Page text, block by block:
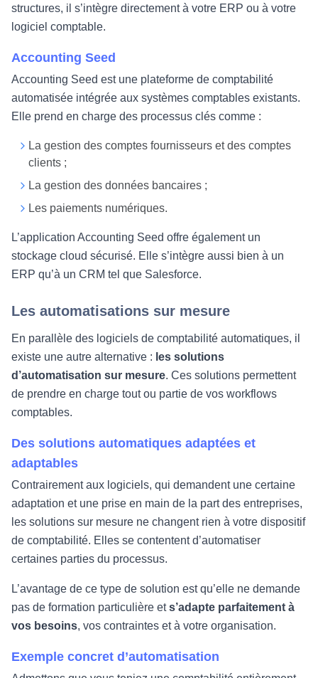
structures, il s’intègre directement à votre ERP ou à votre
logiciel comptable.
Accounting Seed
Accounting Seed est une plateforme de comptabilité
automatisée intégrée aux systèmes comptables existants.
Elle prend en charge des processus clés comme :
La gestion des comptes fournisseurs et des comptes
clients ;
La gestion des données bancaires ;
Les paiements numériques.
L’application Accounting Seed offre également un
stockage cloud sécurisé. Elle s’intègre aussi bien à un
ERP qu’à un CRM tel que Salesforce.
Les automatisations sur mesure
En parallèle des logiciels de comptabilité automatiques, il
existe une autre alternative : les solutions
d’automatisation sur mesure. Ces solutions permettent
de prendre en charge tout ou partie de vos workflows
comptables.
Des solutions automatiques adaptées et
adaptables
Contrairement aux logiciels, qui demandent une certaine
adaptation et une prise en main de la part des entreprises,
les solutions sur mesure ne changent rien à votre dispositif
de comptabilité. Elles se contentent d’automatiser
certaines parties du processus.
L’avantage de ce type de solution est qu’elle ne demande
pas de formation particulière ets’adapte parfaitement à
vos besoins, vos contraintes et à votre organisation.
Exemple concret d’automatisation